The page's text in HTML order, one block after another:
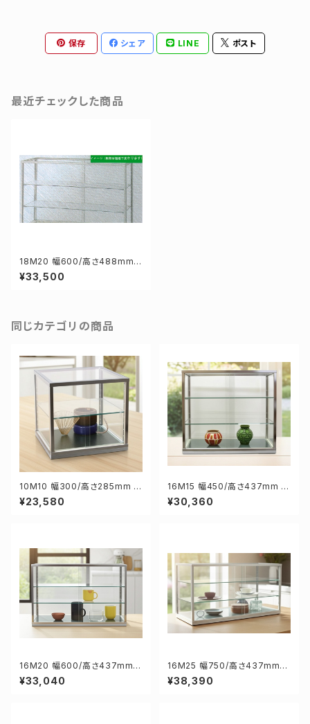
保存 シェア LINE ポスト
最近チェックした商品
18M20 幅600/高さ488mm
業務用 ガラスケース ショーケー
ス コレクションケース ディスプ
¥33,500
同じカテゴリの商品
10M10 幅300/高さ285mm 業
務用 ガラスケース ショーケース
コレクションケース ディスプレイ
¥23,580
16M15 幅450/高さ437mm 業
務用 ガラスケース ショーケース
コレクションケース ディスプレイ
¥30,360
16M20 幅600/高さ437mm
業務用 ガラスケース ショーケー
ス コレクションケース ディスプ
¥33,040
16M25 幅750/高さ437mm
業務用 ガラスケース ショーケー
ス コレクションケース ディスプ
¥38,390